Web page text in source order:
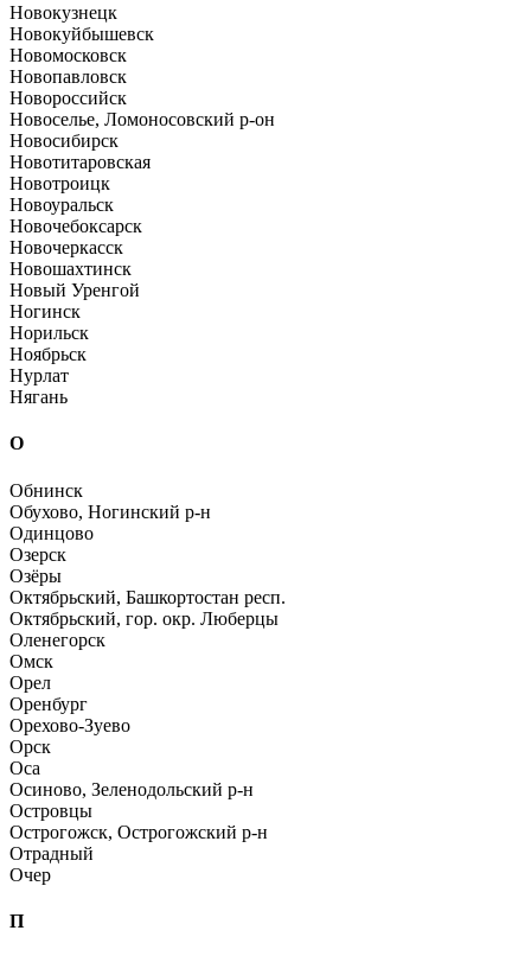
Новокузнецк
Новокуйбышевск
Новомосковск
Новопавловск
Новороссийск
Новоселье, Ломоносовский р-он
Новосибирск
Новотитаровская
Новотроицк
Новоуральск
Новочебоксарск
Новочеркасск
Новошахтинск
Новый Уренгой
Ногинск
Норильск
Ноябрьск
Нурлат
Нягань
О
Обнинск
Обухово, Ногинский р-н
Одинцово
Озерск
Озёры
Октябрьский, Башкортостан респ.
Октябрьский, гор. окр. Люберцы
Оленегорск
Омск
Орел
Оренбург
Орехово-Зуево
Орск
Оса
Осиново, Зеленодольский р-н
Островцы
Острогожск, Острогожский р-н
Отрадный
Очер
П